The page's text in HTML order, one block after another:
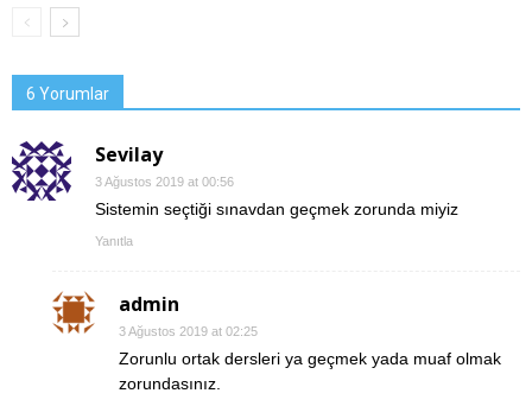
6 Yorumlar
Sevilay
3 Ağustos 2019 at 00:56
Sistemin seçtiği sınavdan geçmek zorunda miyiz
Yanıtla
admin
3 Ağustos 2019 at 02:25
Zorunlu ortak dersleri ya geçmek yada muaf olmak
zorundasınız.